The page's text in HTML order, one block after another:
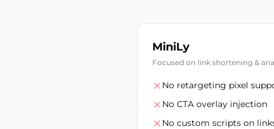
MiniLy
Focused on link shortening &
No retargeting pixel
No CTA overlay injection
No custom scripts on